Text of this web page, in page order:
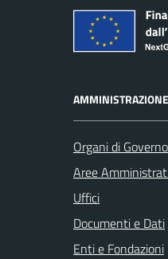
AMMINISTRAZIONE
Organi di Governo
Aree
Uffici
Documenti e Dati
Enti e Fondazioni